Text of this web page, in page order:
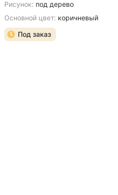
Рисунок: под дерево
Основной цвет: коричневый
Под заказ